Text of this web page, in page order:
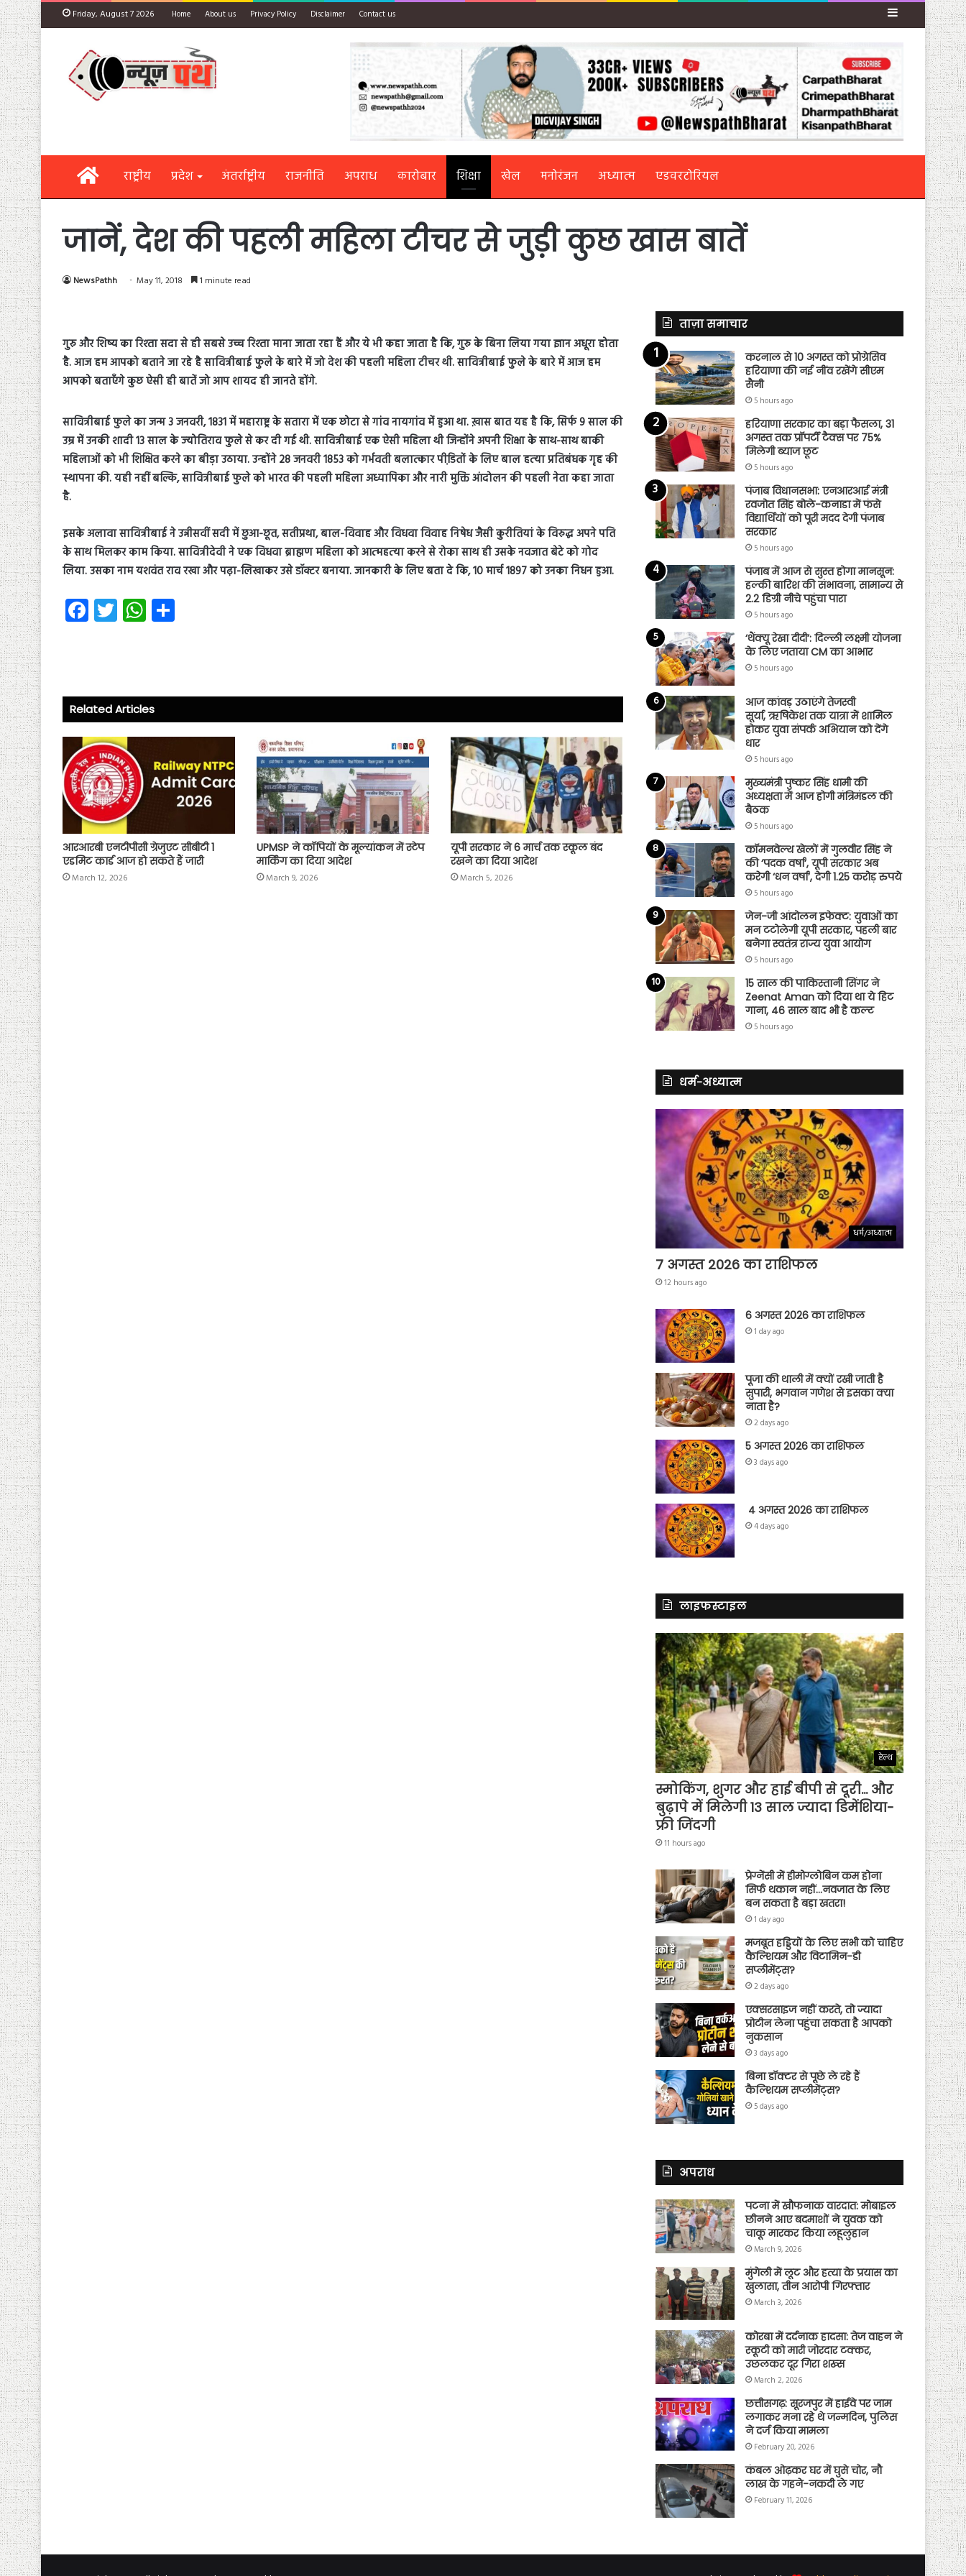
Friday, August 7 2026 Home About us Privacy Policy Disclaimer Contact us Sidebar
Homeराष्ट्रीय प्रदेश अंतर्राष्ट्रीय राजनीति अपराध कारोबार शिक्षा खेल मनोरंजन अध्यात्म एडवरटोरियल
जानें, देश की पहली महिला टीचर से जुड़ी कुछ खास बातें
NewsPathh May 11, 2018 1 minute read
गुरु और शिष्य का रिश्ता सदा से ही सबसे उच्च रिश्ता माना जाता रहा हैं और ये भी कहा जाता है कि, गुरु के बिना लिया गया ज्ञान अधूरा होता
है. आज हम आपको बताने जा रहे है सावित्रीबाई फुले के बारे में जो देश की पहली महिला टीचर थी. सावित्रीबाई फुले के बारे में आज हम
आपको बताएँगे कुछ ऐसी ही बातें जो आप शायद ही जानते होंगे.
सावित्रीबाई फुले का जन्म 3 जनवरी, 1831 में महाराष्ट्र के सतारा में एक छोटा से गांव नायगांव में हुआ था. ख़ास बात यह है कि, सिर्फ 9 साल की
उम्र में उनकी शादी 13 साल के ज्‍योतिराव फुले से कर दी गई थी. सावित्रीबाई एक ऐसी महिला थी जिन्होंने अपनी शिक्षा के साथ-साथ बाकी
महिलाओं को भी शिक्षित करने का बीड़ा उठाया. उन्‍होंने 28 जनवरी 1853 को गर्भवती बलात्‍कार पीडि़तों के लिए बाल हत्‍या प्रतिबंधक गृह की
स्‍थापना की. यही नहीं बल्कि, सावित्रीबाई फुले को भारत की पहली महिला अध्यापिका और नारी मुक्ति आंदोलन की पहली नेता कहा जाता
है.
इसके अलावा सावित्रीबाई ने उन्नीसवीं सदी में छुआ-छूत, सतीप्रथा, बाल-विवाह और विधवा विवाह निषेध जैसी कुरीतियां के विरुद्ध अपने पति
के साथ मिलकर काम किया. सावित्रीदेवी ने एक विधवा ब्राह्मण महिला को आत्‍महत्‍या करने से रोका साथ ही उसके नवजात बेटे को गोद
लिया. उसका नाम यशवंत राव रखा और पढ़ा-लिखाकर उसे डॉक्‍टर बनाया. जानकारी के लिए बता दे कि, 10 मार्च 1897 को उनका निधन हुआ.
Fa
ce
ok
T
wi
W
ha
p
p
Related Articles
आरआरबी एनटीपीसी ग्रेजुएट सीबीटी 1
एडमिट कार्ड आज हो सकते हैं जारी
March 12, 2026
UPMSP ने कॉपियों के मूल्यांकन में स्टेप
मार्किंग का दिया आदेश
March 9, 2026
यूपी सरकार ने 6 मार्च तक स्कूल बंद
रखने का दिया आदेश
March 5, 2026
ताज़ा समाचार
करनाल से 10 अगस्त को प्रोग्रेसिव
हरियाणा की नई नींव रखेंगे सीएम
सैनी
5 hours ago
हरियाणा सरकार का बड़ा फैसला, 31
अगस्त तक प्रॉपर्टी टैक्स पर 75%
मिलेगी ब्याज छूट
5 hours ago
पंजाब विधानसभा: एनआरआई मंत्री
रवजोत सिंह बोले-कनाडा में फंसे
विद्यार्थियों को पूरी मदद देगी पंजाब
सरकार
5 hours ago
पंजाब में आज से सुस्त होगा मानसून:
हल्की बारिश की संभावना, सामान्य से
2.2 डिग्री नीचे पहुंचा पारा
5 hours ago
‘थैंक्यू रेखा दीदी’: दिल्ली लक्ष्मी योजना
के लिए जताया CM का आभार
5 hours ago
आज कांवड़ उठाएंगे तेजस्वी
सूर्या, ऋषिकेश तक यात्रा में शामिल
होकर युवा संपर्क अभियान को देंगे
धार
5 hours ago
मुख्यमंत्री पुष्कर सिंह धामी की
अध्यक्षता में आज होगी मंत्रिमंडल की
बैठक
5 hours ago
कॉमनवेल्थ खेलों में गुलवीर सिंह ने
की ‘पदक वर्षा’, यूपी सरकार अब
करेगी ‘धन वर्षा’, देगी 1.25 करोड़ रुपये
5 hours ago
जेन-जी आंदोलन इफेक्ट: युवाओं का
मन टटोलेगी यूपी सरकार, पहली बार
बनेगा स्वतंत्र राज्य युवा आयोग
5 hours ago
15 साल की पाकिस्तानी सिंगर ने
Zeenat Aman को दिया था ये हिट
गाना, 46 साल बाद भी है कल्ट
5 hours ago
धर्म-अध्यात्म
धर्म/अध्यात्म
7 अगस्त 2026 का राशिफल
12 hours ago
6 अगस्त 2026 का राशिफल
1 day ago
पूजा की थाली में क्यों रखी जाती है
सुपारी, भगवान गणेश से इसका क्या
नाता है?
2 days ago
5 अगस्त 2026 का राशिफल
3 days ago
4 अगस्त 2026 का राशिफल
4 days ago
लाइफस्टाइल
हेल्थ
स्मोकिंग, शुगर और हाई बीपी से दूरी… और
बुढ़ापे में मिलेगी 13 साल ज्यादा डिमेंशिया-
फ्री जिंदगी
11 hours ago
प्रेग्नेंसी में हीमोग्लोबिन कम होना
सिर्फ थकान नहीं…नवजात के लिए
बन सकता है बड़ा खतरा!
1 day ago
मजबूत हड्डियों के लिए सभी को चाहिए
कैल्शियम और विटामिन-डी
सप्लीमेंट्स?
2 days ago
एक्सरसाइज नहीं करते, तो ज्यादा
प्रोटीन लेना पहुंचा सकता है आपको
नुकसान
3 days ago
बिना डॉक्टर से पूछे ले रहे हैं
कैल्शियम सप्लीमेंट्स?
5 days ago
अपराध
पटना में खौफनाक वारदात: मोबाइल
छीनने आए बदमाशों ने युवक को
चाकू मारकर किया लहूलुहान
March 9, 2026
मुंगेली में लूट और हत्या के प्रयास का
खुलासा, तीन आरोपी गिरफ्तार
March 3, 2026
कोरबा में दर्दनाक हादसा: तेज वाहन ने
स्कूटी को मारी जोरदार टक्कर,
उछलकर दूर गिरा शख्स
March 2, 2026
छत्तीसगढ़: सूरजपुर में हाईवे पर जाम
लगाकर मना रहे थे जन्मदिन, पुलिस
ने दर्ज किया मामला
February 20, 2026
कंबल ओढ़कर घर में घुसे चोर, नौ
लाख के गहने-नकदी ले गए
February 11, 2026